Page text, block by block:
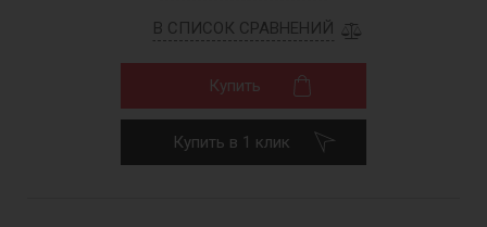
В СПИСОК СРАВНЕНИЙ
Купить
Купить в 1 клик